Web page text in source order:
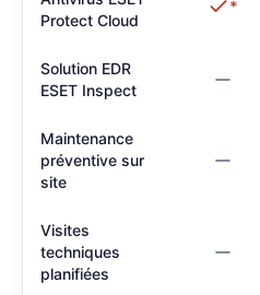
Protect Cloud
*
Solution EDR
ESET Inspect
Maintenance
préventive sur
site
Visites
techniques
planifiées